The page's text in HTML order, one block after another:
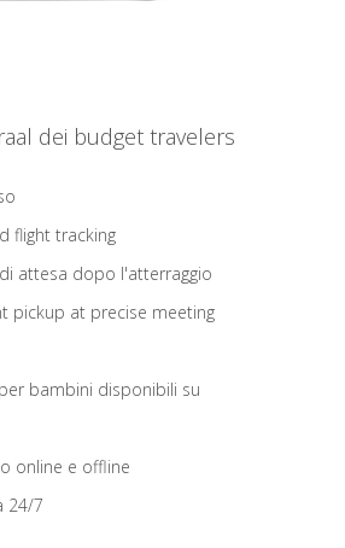
dei budget travelers
flight tracking
attesa dopo l'atterraggio
pickup at precise meeting
bambini disponibili su
online e offline
24/7